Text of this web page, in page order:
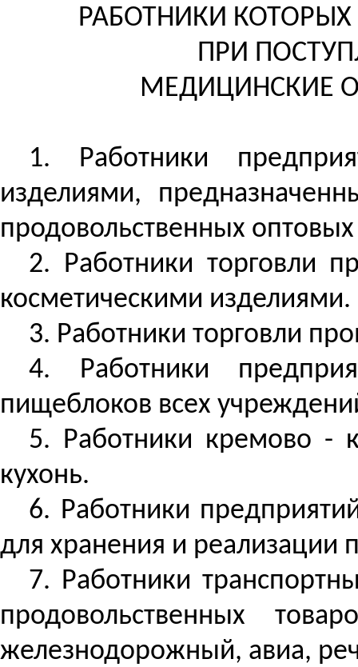
РАБОТНИКИ КОТОРЫХ
ПРИ
МЕДИЦИНСКИЕ
1. Работники
изделиями,
продовольственных
2. Работники торговли
косметическими изделиями.
3. Работники торговли
4. Работники
пищеблоков всех
5. Работники кремово -
кухонь.
6. Работники
для хранения и реализации
7. Работники
продовольственных
железнодорожный, авиа,